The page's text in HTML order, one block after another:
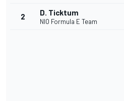
2 D. Ticktum
NIO Formula E Team